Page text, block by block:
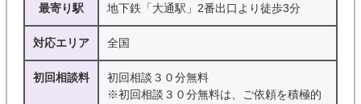
最寄り駅 地下鉄「大通駅」2番出口より徒歩3分
対応エリア 全国
初回相談料
初回相談３０分無料
※初回相談３０分無料は、ご依頼を積極的